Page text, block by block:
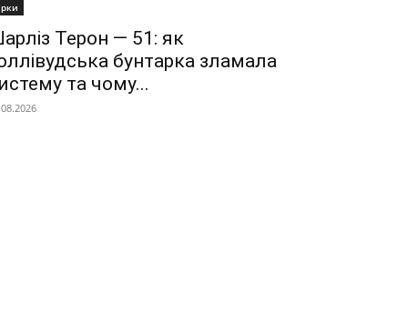
Терон — 51: як
бунтарка зламала
та чому...